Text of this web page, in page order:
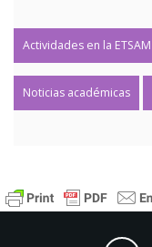
Actividades en la ETSAM
Noticias académicas